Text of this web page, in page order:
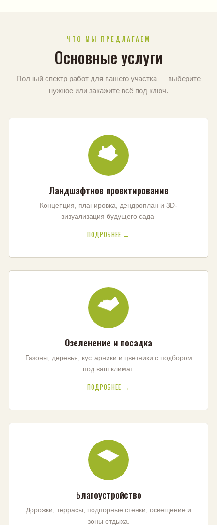
ЧТО МЫ ПРЕДЛАГАЕМ
Основные услуги
Полный спектр работ для вашего участка — выберите
нужное или закажите всё под ключ.
Ландшафтное проектирование
Концепция, планировка, дендроплан и 3D-
визуализация будущего сада.
ПОДРОБНЕЕ →
Озеленение и посадка
Газоны, деревья, кустарники и цветники с подбором
под ваш климат.
ПОДРОБНЕЕ →
Благоустройство
Дорожки, террасы, подпорные стенки, освещение и
зоны отдыха.